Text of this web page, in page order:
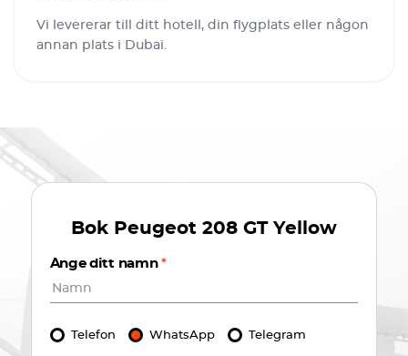
Vi levererar till ditt hotell, din flygplats eller någon
annan plats i Dubai.
Bok Peugeot 208 GT Yellow
Ange ditt namn*
Telefon WhatsApp Telegram